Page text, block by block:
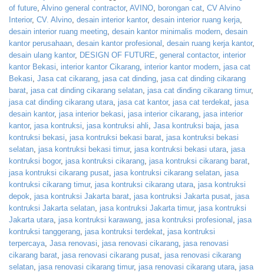
of future Alvino general contractor, AVINO borongan cat CV Alvino
Interior, CV. Alvino desain interior kantor, desain interior ruang kerja
desain interior ruang meeting desain kantor minimalis modern desain
kantor perusahaan desain kantor profesional desain ruang kerja kantor,
desain ulang kantor, DESIGN OF FUTURE general contactor, interior
kantor Bekasi
interior kantor Cikarang interior kantor modern jasa cat
Bekasi Jasa cat cikarang jasa cat dinding jasa cat dinding cikarang
barat jasa cat dinding cikarang selatan jasa cat dinding cikarang timur,
jasa cat dinding cikarang utara jasa cat kantor, jasa cat terdekat jasa
desain kantor, jasa interior bekasi jasa interior cikarang jasa interior
kantor, jasa kontruksi jasa kontruksi ahli Jasa kontruksi baja jasa
kontruksi bekasi
jasa kontruksi bekasi barat jasa kontruksi bekasi
selatan jasa kontruksi bekasi timur, jasa kontruksi bekasi utara jasa
kontruksi bogor, jasa kontruksi cikarang jasa kontruksi cikarang barat
jasa kontruksi cikarang pusat jasa kontruksi cikarang selatan jasa
kontruksi cikarang timur, jasa kontruksi cikarang utara jasa kontruksi
depok
jasa kontruksi Jakarta barat jasa kontruksi Jakarta pusat jasa
kontruksi Jakarta selatan jasa kontruksi Jakarta timur, jasa kontruksi
Jakarta utara jasa kontruksi karawang jasa kontruksi profesional
jasa
kontruksi tanggerang jasa kontruksi terdekat jasa kontruksi
terpercaya Jasa renovasi jasa renovasi cikarang jasa renovasi
cikarang barat jasa renovasi cikarang pusat jasa renovasi cikarang
selatan jasa renovasi cikarang timur, jasa renovasi cikarang utara jasa